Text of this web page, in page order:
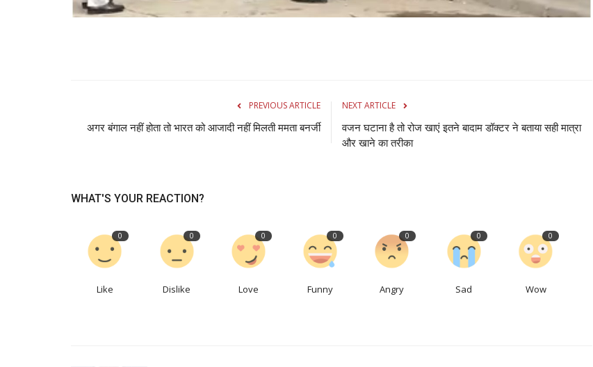
PREVIOUS ARTICLE
अगर बंगाल नहीं होता तो भारत को आजादी नहीं मिलती ममता बनर्जी
NEXT ARTICLE
वजन घटाना है तो रोज खाएं इतने बादाम डॉक्टर ने बताया सही मात्रा
और खाने का तरीका
WHAT'S YOUR REACTION?
0
Like
0
Dislike
0
Love
0
Funny
0
Angry
0
Sad
0
Wow
राष्ट्रीय खबरें